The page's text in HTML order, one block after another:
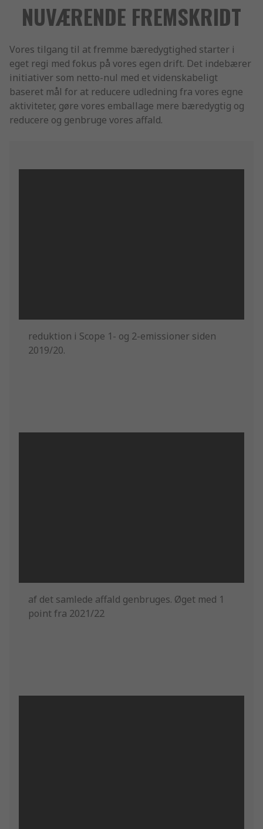
NUVÆRENDE FREMSKRIDT
Vores tilgang til at fremme bæredygtighed starter i
eget regi med fokus på vores egen drift. Det indebærer
initiativer som netto-nul med et videnskabeligt
baseret mål for at reducere udledning fra vores egne
aktiviteter, gøre vores emballage mere bæredygtig og
reducere og genbruge vores affald.
reduktion i Scope 1- og 2-emissioner siden
2019/20.
af det samlede affald genbruges. Øget med 1
point fra 2021/22